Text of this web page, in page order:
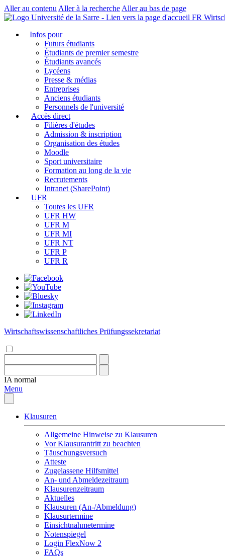
Aller au contenu Aller à la recherche Aller au bas de page
FR
Infos pour
Futurs étudiants
Étudiants de premier semestre
Étudiants avancés
Lycéens
Presse & médias
Entreprises
Anciens étudiants
Personnels de l'université
Accès direct
Filières d'études
Admission & inscription
Organisation des études
Moodle
Sport universitaire
Formation au long de la vie
Recrutements
Intranet (SharePoint)
UFR
Toutes les UFR
UFR HW
UFR M
UFR MI
UFR NT
UFR P
UFR R
Wirtschaftswissenschaftliches Prüfungssekretariat
IA normal
Menu
Klausuren
Allgemeine Hinweise zu Klausuren
Vor Klausurantritt zu beachten
Täuschungsversuch
Atteste
Zugelassene Hilfsmittel
An- und Abmeldezeitraum
Klausurenzeitraum
Aktuelles
Klausuren (An-/Abmeldung)
Klausurtermine
Einsichtnahmetermine
Notenspiegel
Login FlexNow 2
FAQs